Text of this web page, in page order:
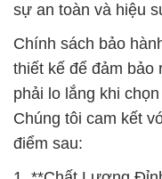
sự an toàn và hiệu
Chính sách bảo
thiết kế để đảm bảo
phải lo lắng khi
Chúng tôi cam kết
điểm sau: